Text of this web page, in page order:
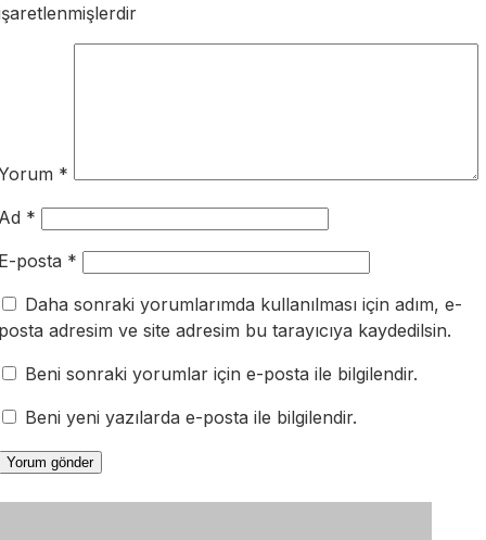
*
*
posta *
Daha sonraki yorumlarımda kullanılması için adım, e-
adresim ve site adresim bu tarayıcıya kaydedilsin.
Beni sonraki yorumlar için e-posta ile bilgilendir.
Beni yeni yazılarda e-posta ile bilgilendir.